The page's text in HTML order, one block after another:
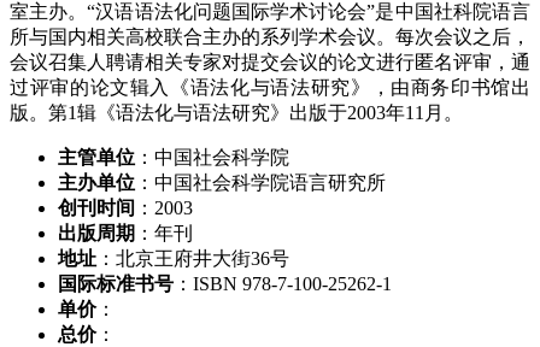
室主办。“汉语语法化问题国际学术讨论会”是中国社科院语言
所与国内相关高校联合主办的系列学术会议。每次会议之后，
会议召集人聘请相关专家对提交会议的论文进行匿名评审，通
过评审的论文辑入《语法化与语法研究》，由商务印书馆出
版。第1辑《语法化与语法研究》出版于2003年11月。
主管单位 ：中国社会科学院
主办单位 ：中国社会科学院语言研究所
创刊时间 ：2003
出版周期 ：年刊
地址 ：北京王府井大街36号
国际标准书号 ：ISBN 978-7-100-25262-1
单价：
总价：